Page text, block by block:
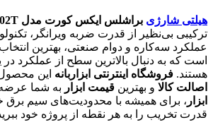
هیلتی شارژی براشلس ایکس کورت مدل
ترکیبی بی‌نظیر از قدرت ضربه ویرانگر،
عملکرد سه‌کاره و دوام صنعتی، بهترین
است که به دنبال بالاترین سطح از عملکرد
هستند. فروشگاه اینترنتی ابزاربانه این
اصالت کالا و بهترین قیمت ابزار به شما
ابزار ، برای همیشه با محدودیت‌های سیم برق
قدرت تخریب را به هر نقطه از پروژه خود